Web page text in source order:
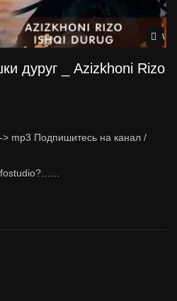
дуруг _ Azizkhoni Rizo
mp3 Подпишитесь на канал /